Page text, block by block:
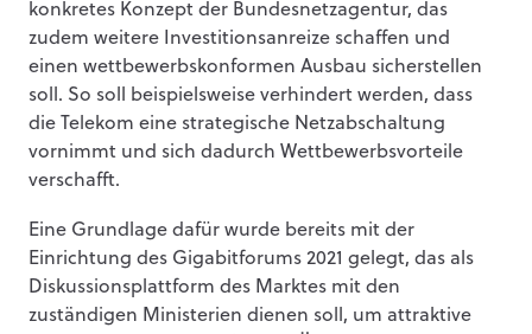
konkretes Konzept der Bundesnetzagentur, das
zudem weitere Investitionsanreize schaffen und
einen wettbewerbskonformen Ausbau sicherstellen
soll. So soll beispielsweise verhindert werden, dass
die Telekom eine strategische Netzabschaltung
vornimmt und sich dadurch Wettbewerbsvorteile
verschafft.
Eine Grundlage dafür wurde bereits mit der
Einrichtung des Gigabitforums 2021 gelegt, das als
Diskussionsplattform des Marktes mit den
zuständigen Ministerien dienen soll, um attraktive